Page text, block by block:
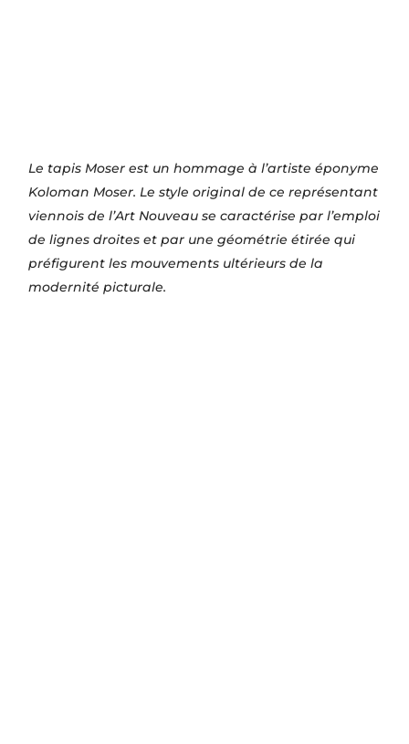
Le tapis Moser est un hommage à l’artiste éponyme
Koloman Moser. Le style original de ce représentant
viennois de l’Art Nouveau se caractérise par l’emploi
de lignes droites et par une géométrie étirée qui
préfigurent les mouvements ultérieurs de la
modernité picturale.